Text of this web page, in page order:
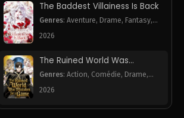
The Baddest Villainess Is Back
Genres:Aventure, Drame, Fantasy,
Romance
2026
The Ruined World Was
Mistaken for a Game
Genres:Action, Comédie, Drame,
Fantasy
2026